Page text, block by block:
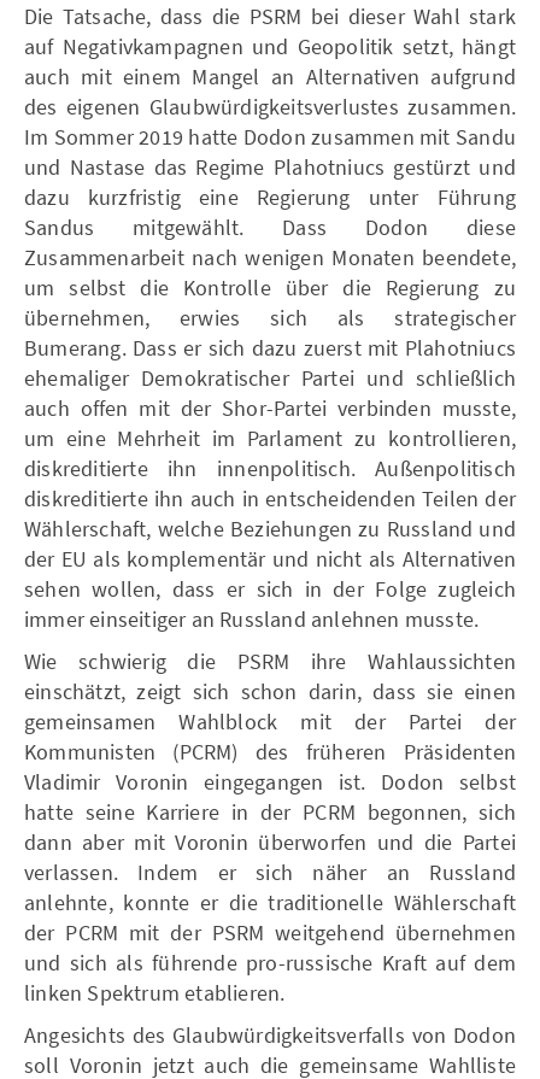
Die Tatsache, dass die PSRM bei dieser Wahl stark
auf Negativkampagnen und Geopolitik setzt, hängt
auch mit einem Mangel an Alternativen aufgrund
des eigenen Glaubwürdigkeitsverlustes zusammen.
Im Sommer 2019 hatte Dodon zusammen mit Sandu
und Nastase das Regime Plahotniucs gestürzt und
dazu kurzfristig eine Regierung unter Führung
Sandus mitgewählt. Dass Dodon diese
Zusammenarbeit nach wenigen Monaten beendete,
um selbst die Kontrolle über die Regierung zu
übernehmen, erwies sich als strategischer
Bumerang. Dass er sich dazu zuerst mit Plahotniucs
ehemaliger Demokratischer Partei und schließlich
auch offen mit der Shor-Partei verbinden musste,
um eine Mehrheit im Parlament zu kontrollieren,
diskreditierte ihn innenpolitisch. Außenpolitisch
diskreditierte ihn auch in entscheidenden Teilen der
Wählerschaft, welche Beziehungen zu Russland und
der EU als komplementär und nicht als Alternativen
sehen wollen, dass er sich in der Folge zugleich
immer einseitiger an Russland anlehnen musste.
Wie schwierig die PSRM ihre Wahlaussichten
einschätzt, zeigt sich schon darin, dass sie einen
gemeinsamen Wahlblock mit der Partei der
Kommunisten (PCRM) des früheren Präsidenten
Vladimir Voronin eingegangen ist. Dodon selbst
hatte seine Karriere in der PCRM begonnen, sich
dann aber mit Voronin überworfen und die Partei
verlassen. Indem er sich näher an Russland
anlehnte, konnte er die traditionelle Wählerschaft
der PCRM mit der PSRM weitgehend übernehmen
und sich als führende pro-russische Kraft auf dem
linken Spektrum etablieren.
Angesichts des Glaubwürdigkeitsverfalls von Dodon
soll Voronin jetzt auch die gemeinsame Wahlliste